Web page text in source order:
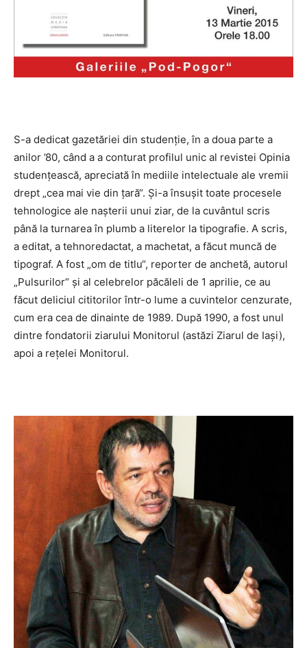
S-a dedicat gazetăriei din studenţie, în a doua parte a
anilor ’80, când a a conturat profilul unic al revistei Opinia
studenţească, apreciată în mediile intelectuale ale vremii
drept „cea mai vie din ţară“. Şi-a însuşit toate procesele
tehnologice ale naşterii unui ziar, de la cuvântul scris
până la turnarea în plumb a literelor la tipografie. A scris,
a editat, a tehnoredactat, a machetat, a făcut muncă de
tipograf. A fost „om de titlu“, reporter de anchetă, autorul
„Pulsurilor“ și al celebrelor păcăleli de 1 aprilie, ce au
făcut deliciul cititorilor într-o lume a cuvintelor cenzurate,
cum era cea de dinainte de 1989. După 1990, a fost unul
dintre fondatorii ziarului Monitorul (astăzi Ziarul de Iaşi),
apoi a reţelei Monitorul.